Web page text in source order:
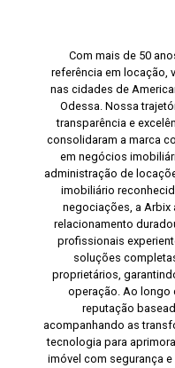
Com mais de 50
referência em locação,
nas cidades de
Odessa. Nossa
transparência e
consolidaram a marca
em negócios
administração de
imobiliário
negociações, a
relacionamento
profissionais
soluções
proprietários,
operação. Ao longo
reputação
acompanhando as
tecnologia para
imóvel com segurança